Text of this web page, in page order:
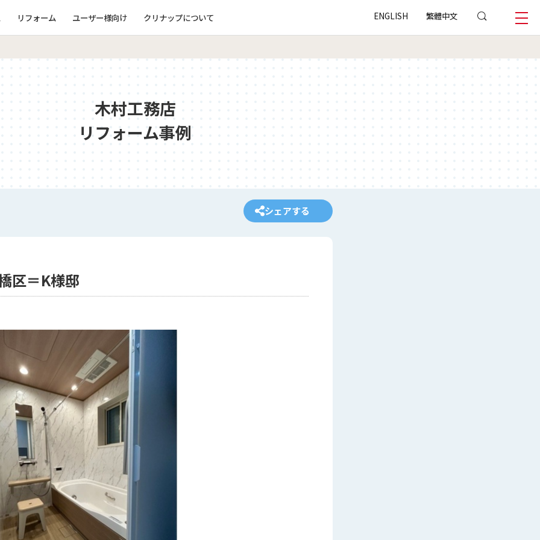
リフォーム ユーザー様向け クリナップについて ENGLISH 繁體中文
木村工務店
リフォーム事例
シェアする
区＝K様邸